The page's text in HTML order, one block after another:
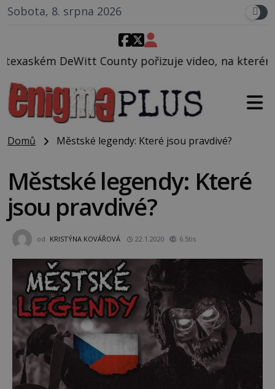
Sobota, 8. srpna 2026
pořizuje video, na kterém před jeho vozem po
Domů Městské legendy: Které jsou pravdivé?
Městské legendy: Které
jsou pravdivé?
od KRISTÝNA KOVÁŘOVÁ 22.1.2020 6.5tis